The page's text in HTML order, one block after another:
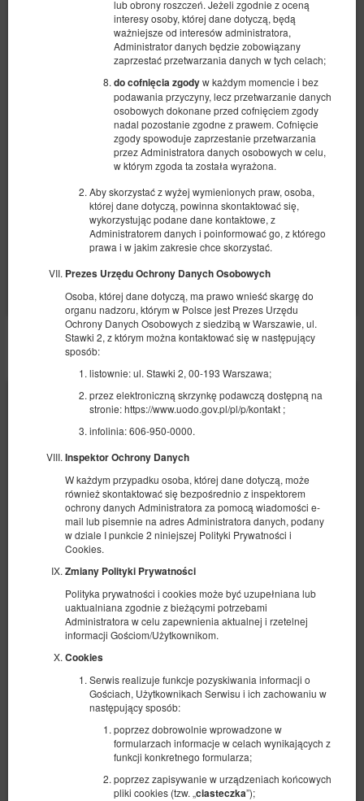
lub obrony roszczeń. Jeżeli zgodnie z oceną
interesy osoby, której dane dotyczą, będą
ważniejsze od interesów administratora,
Administrator danych będzie zobowiązany
zaprzestać przetwarzania danych w tych celach;
do cofnięcia zgodyw każdym momencie i bez
podawania przyczyny, lecz przetwarzanie danych
osobowych dokonane przed cofnięciem zgody
nadal pozostanie zgodne z prawem. Cofnięcie
zgody spowoduje zaprzestanie przetwarzania
przez Administratora danych osobowych w celu,
w którym zgoda ta została wyrażona.
Aby skorzystać z wyżej wymienionych praw, osoba,
której dane dotyczą, powinna skontaktować się,
wykorzystując podane dane kontaktowe, z
Administratorem danych i poinformować go, z którego
prawa i w jakim zakresie chce skorzystać.
Prezes Urzędu Ochrony Danych Osobowych
Osoba, której dane dotyczą, ma prawo wnieść skargę do
organu nadzoru, którym w Polsce jest Prezes Urzędu
Ochrony Danych Osobowych z siedzibą w Warszawie, ul.
Stawki 2, z którym można kontaktować się w następujący
sposób:
listownie: ul. Stawki 2, 00-193 Warszawa;
przez elektroniczną skrzynkę podawczą dostępną na
stronie: https://www.uodo.gov.pl/pl/p/kontakt ;
infolinia: 606-950-0000.
Inspektor Ochrony Danych
W każdym przypadku osoba, której dane dotyczą, może
również skontaktować się bezpośrednio z inspektorem
ochrony danych Administratora za pomocą wiadomości e-
mail lub pisemnie na adres Administratora danych, podany
w dziale I punkcie 2 niniejszej Polityki Prywatności i
Cookies.
Zmiany Polityki Prywatności
Polityka prywatności i cookies może być uzupełniana lub
uaktualniana zgodnie z bieżącymi potrzebami
Administratora w celu zapewnienia aktualnej i rzetelnej
informacji Gościom/Użytkownikom.
Cookies
Serwis realizuje funkcje pozyskiwania informacji o
Gościach, Użytkownikach Serwisu i ich zachowaniu w
następujący sposób:
poprzez dobrowolnie wprowadzone w
formularzach informacje w celach wynikających z
funkcji konkretnego formularza;
poprzez zapisywanie w urządzeniach końcowych
pliki cookies (tzw. „ciasteczka”);
Apartament 14, 3-osobowy z balkonem i
pow. 22,00 m2
1 sypialnia
1 łóżko pojedyncze (Single), 1 łóżko podwójne (Double), 2 łóżka
pojedyncze (Single) - do decyzji gościa
444,00 zł
2 osoby / 1 noc
Udostępnij Szczegóły
Pokaż oferty
POZOSTAŁE OFERTY
Apartament 20, 3-osobowy z aneksem
3 osoby
1 łóżko pojedyncze (Single), 1 łóżko podwójne (Double)
Proponowany inny termin(obiekt niedostępny w wybranym terminie):
10.08.2026 - 11.08.2026 (1 noc)